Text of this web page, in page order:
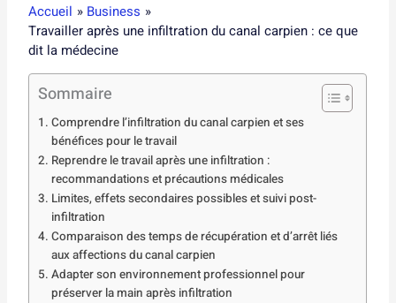
Accueil
Business
Travailler après une infiltration du canal carpien : ce que
dit la médecine
Sommaire
Comprendre l’infiltration du canal carpien et ses
bénéfices pour le travail
Reprendre le travail après une infiltration :
recommandations et précautions médicales
Limites, effets secondaires possibles et suivi post-
infiltration
Comparaison des temps de récupération et d’arrêt liés
aux affections du canal carpien
Adapter son environnement professionnel pour
préserver la main après infiltration